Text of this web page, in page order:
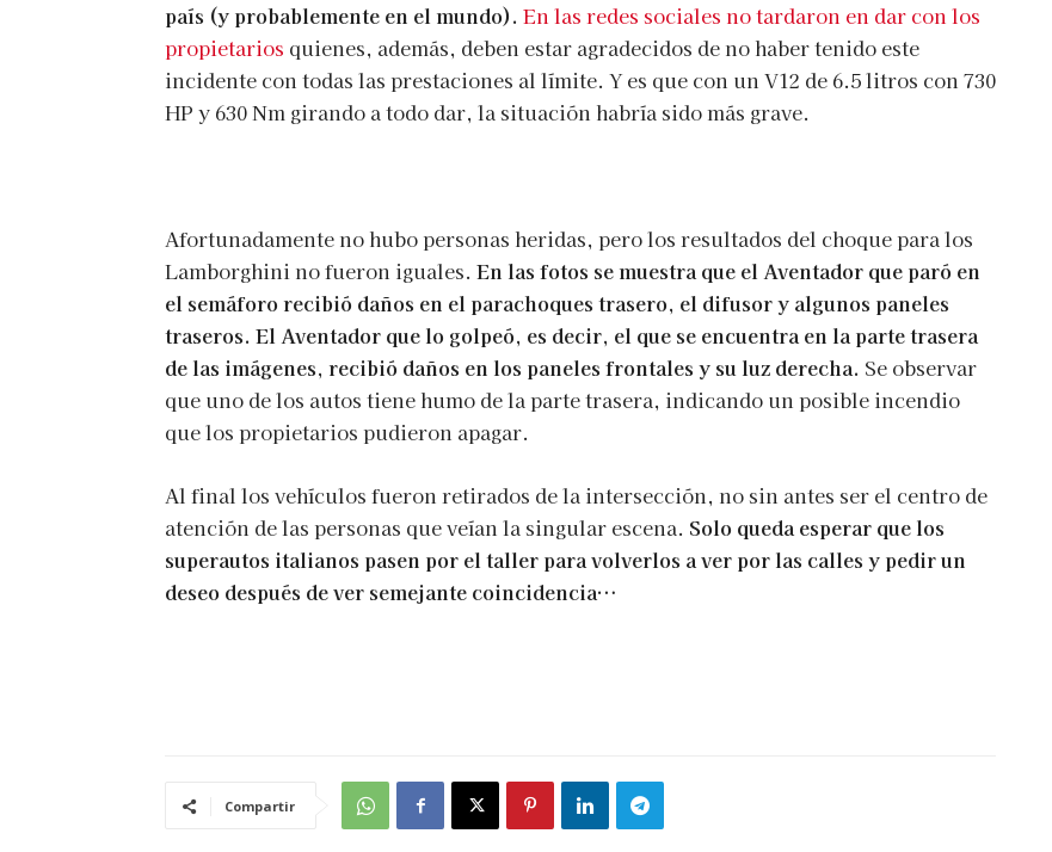
país (y probablemente en el mundo). En las redes sociales no tardaron en dar con los
propietarios quienes, además, deben estar agradecidos de no haber tenido este
incidente con todas las prestaciones al límite. Y es que con un V12 de 6.5 litros con 730
HP y 630 Nm girando a todo dar, la situación habría sido más grave.
Afortunadamente no hubo personas heridas, pero los resultados del choque para los
Lamborghini no fueron iguales. En las fotos se muestra que el Aventador que paró en
el semáforo recibió daños en el parachoques trasero, el difusor y algunos paneles
traseros. El Aventador que lo golpeó, es decir, el que se encuentra en la parte trasera
de las imágenes, recibió daños en los paneles frontales y su luz derecha. Se observar
que uno de los autos tiene humo de la parte trasera, indicando un posible incendio
que los propietarios pudieron apagar.
Al final los vehículos fueron retirados de la intersección, no sin antes ser el centro de
atención de las personas que veían la singular escena. Solo queda esperar que los
superautos italianos pasen por el taller para volverlos a ver por las calles y pedir un
deseo después de ver semejante coincidencia…
Compartir